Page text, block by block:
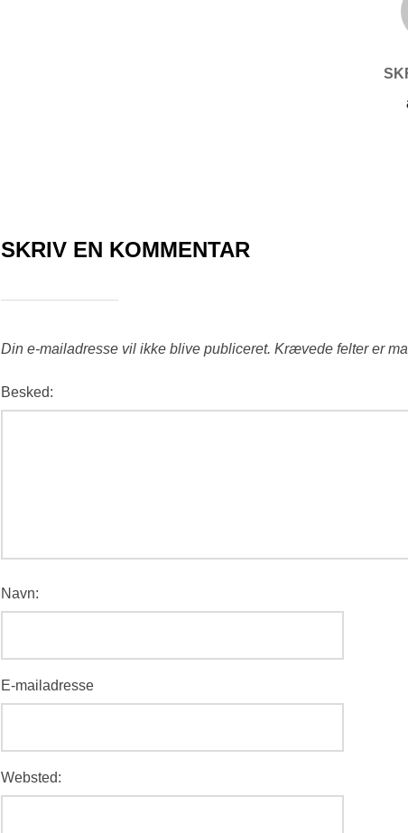
SKRIV EN KOMMENTAR
Din e-mailadresse vil ikke blive publiceret. Krævede felter er
Besked:
Navn:
E-mailadresse
Websted: